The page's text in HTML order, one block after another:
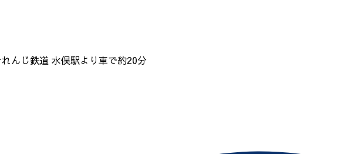
んじ鉄道 水俣駅より車で約20分